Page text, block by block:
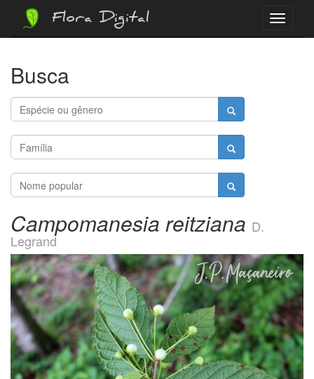
Menu
Flora Digital
Busca
Campomanesia reitziana D.
Legrand